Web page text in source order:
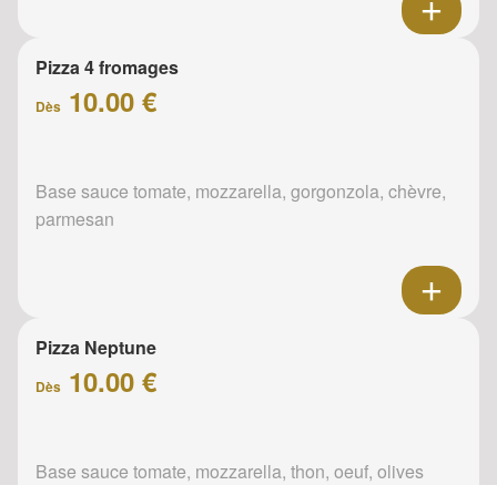
Pizza 4 fromages
Dès 10.00 €
Base sauce tomate, mozzarella, gorgonzola, chèvre,
parmesan
Pizza Neptune
Dès 10.00 €
Base sauce tomate, mozzarella, thon, oeuf, olives